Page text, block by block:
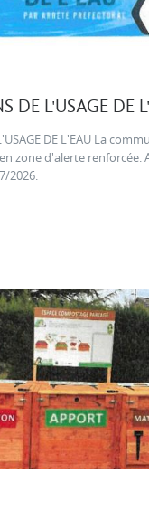
DE L'USAGE DE
DE L'EAU La
zone d'alerte renforcée.
2026.